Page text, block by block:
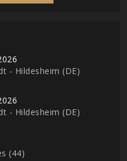
- Hildesheim (DE)
- Hildesheim (DE)
(44)